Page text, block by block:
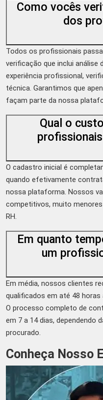
Como vocês
dos
Todos os profissionais
verificação que inclui análise
experiência profissional,
técnica. Garantimos que
façam parte da nossa
Qual o
O cadastro inicial é
quando efetivamente
nossa plataforma. Nossos
competitivos, muito
RH.
Em quanto
um
Em média, nossos clientes
qualificados em até 48
O processo completo de
em 7 a 14 dias, dependendo
procurado.
Conheça Nosso